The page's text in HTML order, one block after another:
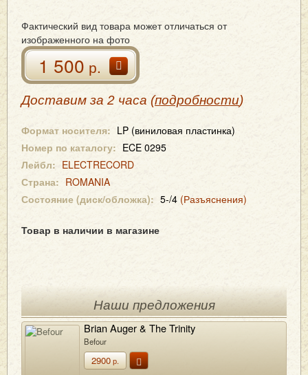
Фактический вид товара может отличаться от
изображенного на фото
1 500р.
Доставим за 2 часа (подробности)
Формат носителя: LP (виниловая пластинка)
Номер по каталогу: ECE 0295
Лейбл: ELECTRECORD
Страна: ROMANIA
Состояние (диск/обложка): 5-/4 (Разъяснения)
Товар в наличии в магазине
Наши предложения
Brian Auger & The Trinity
Befour
2900р.